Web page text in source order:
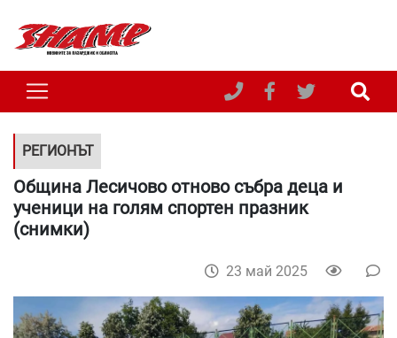
РЕГИОНЪТ
Община Лесичово отново събра деца и
ученици на голям спортен празник
(снимки)
23 май 2025